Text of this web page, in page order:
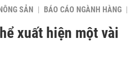
NÔNG SẢN BÁO CÁO NGÀNH HÀNG
xuất hiện một vài